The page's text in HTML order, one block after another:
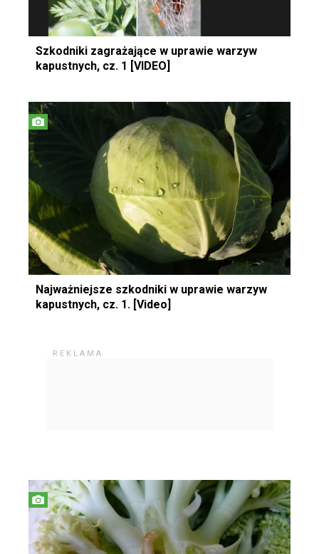
Szkodniki zagrażające w uprawie warzyw
kapustnych, cz. 1 [VIDEO]
Najważniejsze szkodniki w uprawie warzyw
kapustnych, cz. 1. [Video]